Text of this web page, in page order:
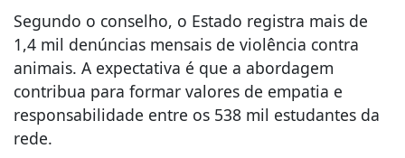
Segundo o conselho, o Estado registra mais de
1,4 mil denúncias mensais de violência contra
animais. A expectativa é que a abordagem
contribua para formar valores de empatia e
responsabilidade entre os 538 mil estudantes da
rede.